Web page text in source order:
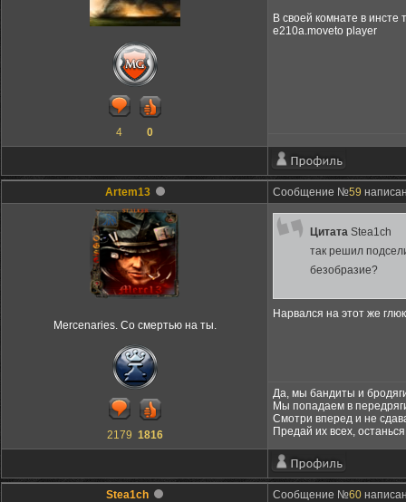
4 0
В своей комнате в инсте
e210a.moveto player
Artem13 Сообщение №59
Mercenaries. Со смертью на ты.
2179 1816
Цитата Stea1ch
так решил
безобразие?
Нарвался на этот же
Да, мы бандиты и
Мы попадаем в
Смотри вперед и не
Предай их всех,
Stea1ch Сообщение №60